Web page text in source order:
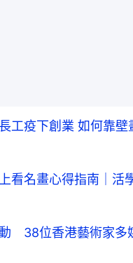
工疫下創業 如何靠壁
名畫心得指南｜活
38位香港藝術家多